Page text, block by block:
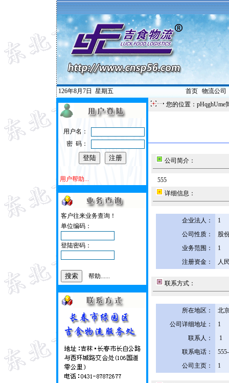
126年8月7日 星期五 首页| 物流公司
用户名：
密 码：
用户帮助...
客户往来业务查询！
单位编码：
登陆密码：
帮助......
您的位置：pHqghUme
公司简介：
555
详细信息：
企业法人：
1
公司性质：
股
业务范围：
1
注册资金：
人
联系方式：
所在地区：
北
公司详细地址：
1
联系人：
1
联系电话：
公司主页：
1